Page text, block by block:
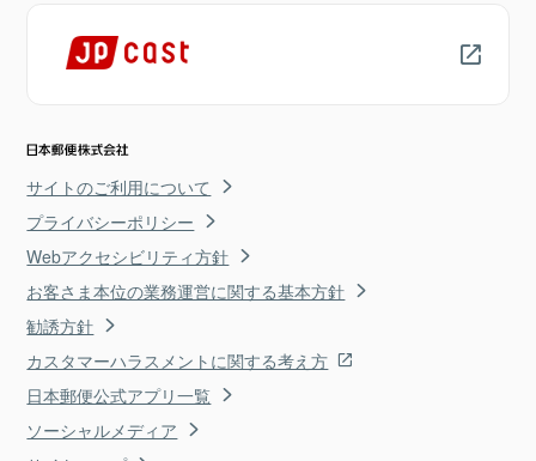
サイトのご利用について
プライバシーポリシー
Webアクセシビリティ方針
お客さま本位の業務運営に関する基本方針
勧誘方針
カスタマーハラスメントに関する考え方
日本郵便公式アプリ一覧
ソーシャルメディア